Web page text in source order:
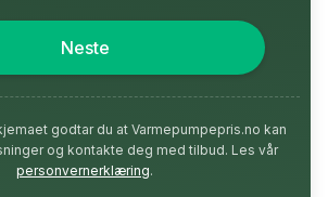
Neste
godtar du at Varmepumpepris.no kan
og kontakte deg med tilbud. Les vår
personvernerklæring.